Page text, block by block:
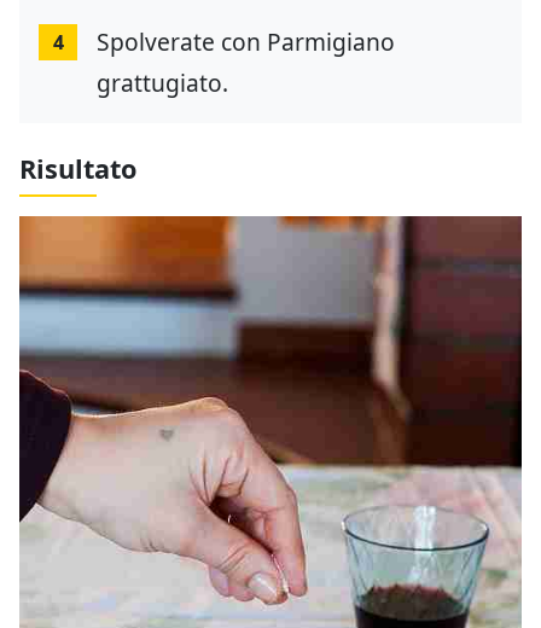
4
Spolverate con Parmigiano
grattugiato.
Risultato